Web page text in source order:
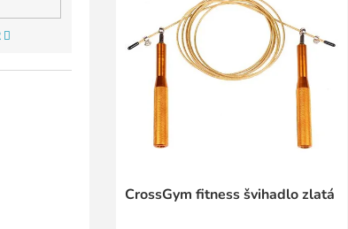
CrossGym fitness švihadlo zlatá